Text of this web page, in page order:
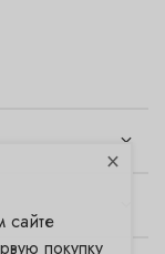
×
сайте
покупку